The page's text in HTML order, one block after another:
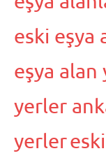
eski eşya
eşya alan
yerler
yerler